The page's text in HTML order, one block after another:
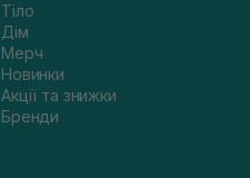
Тіло
Дім
Мерч
Новинки
Акції та знижки
Бренди